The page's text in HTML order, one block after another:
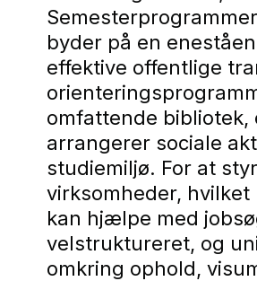
byder på en
effektive offentlige
omfattende bibliotek,
arrangerer sociale
studiemiljø. For at
virksomheder,
kan hjælpe med
velstruktureret, og
omkring ophold,